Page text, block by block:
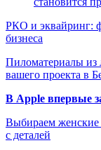
РКО и эквайринг:
бизнеса
Пиломатериалы из
вашего проекта в
В Apple впервые
Выбираем женские
с деталей